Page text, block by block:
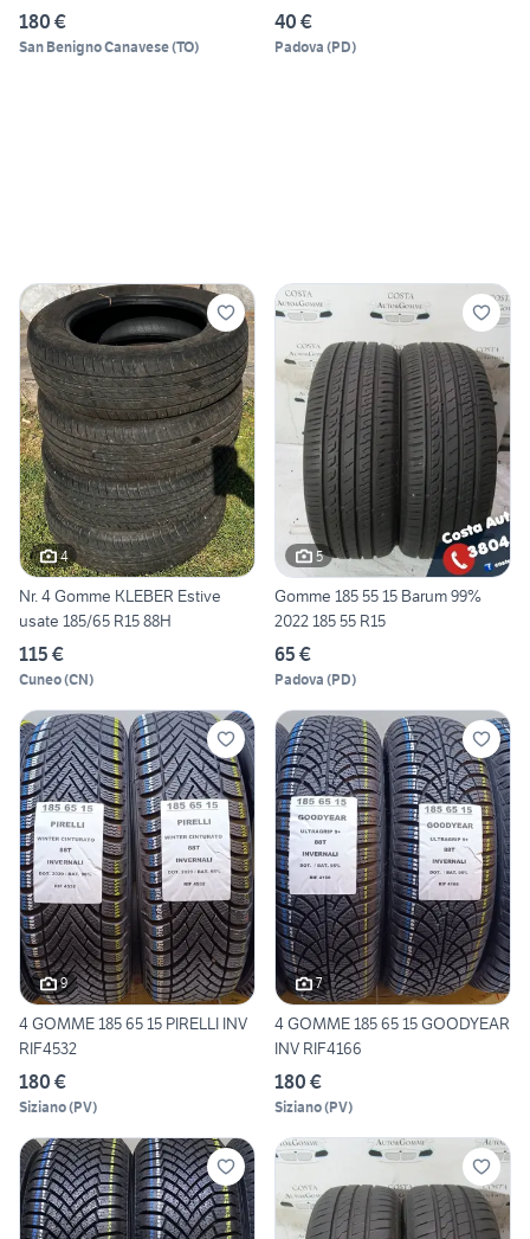
180 €
San Benigno Canavese(TO)
40 €
Padova (PD)
4
Nr. 4 Gomme KLEBER Estive
usate 185/65 R15 88H
115 €
Cuneo(CN)
5
Gomme 185 55 15 Barum 99%
2022 185 55 R15
65 €
Padova (PD)
9
4 GOMME 185 65 15 PIRELLI INV
RIF4532
180 €
Siziano(PV)
7
4 GOMME 185 65 15 GOODYEAR
INV RIF4166
180 €
Siziano(PV)